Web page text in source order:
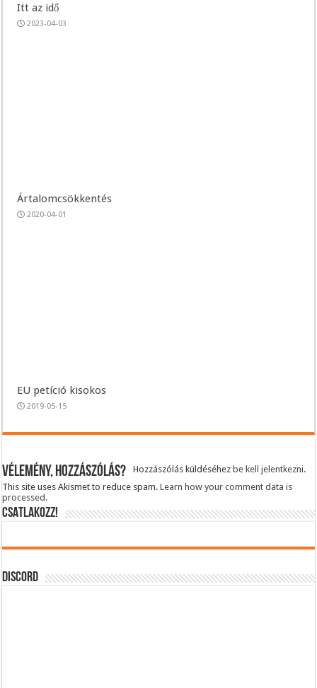
Itt az idő
2023-04-03
Ártalomcsökkentés
2020-04-01
EU petíció kisokos
2019-05-15
Vélemény, hozzászólás? Hozzászólás küldéséhez be kell jelentkezni.
This site uses Akismet to reduce spam.Learn how your comment data is
processed.
CSATLAKOZZ!
DISCORD